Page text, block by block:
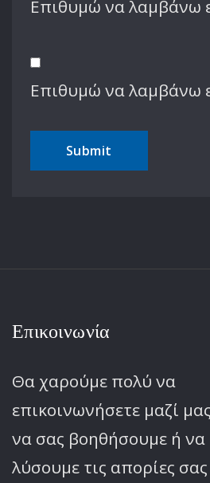
Επιθυμώ να λαμβάνω
Επιθυμώ να λαμβάνω
Επικοινωνία
Θα χαρούμε πολύ να
επικοινωνήσετε μαζί
να σας βοηθήσουμε ή να
λύσουμε τις απορίες